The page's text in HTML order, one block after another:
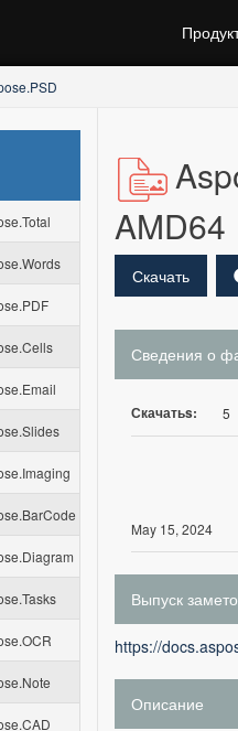
AMD64
Скачать
Сведения о
Скачатьs: 5
May 15, 2024
Выпуск
https://
Описание